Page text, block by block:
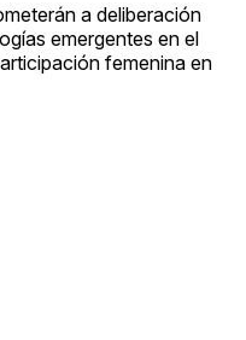
a deliberación
emergentes en el
femenina en